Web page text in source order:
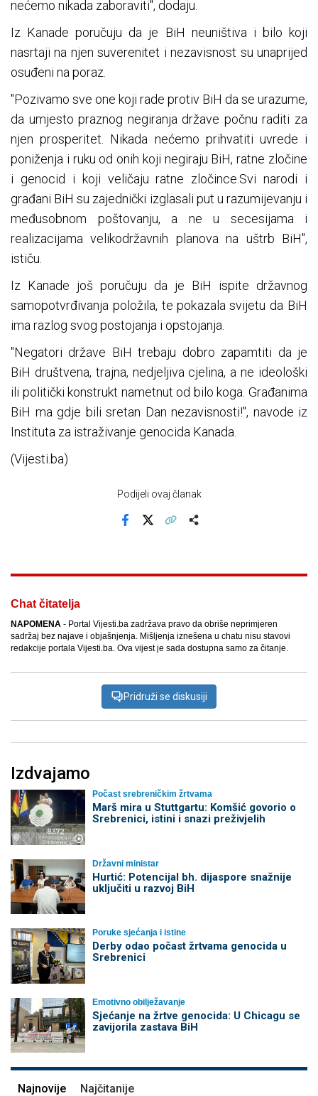
nećemo nikada zaboraviti", dodaju.
Iz Kanade poručuju da je BiH neuništiva i bilo koji
nasrtaji na njen suverenitet i nezavisnost su unaprijed
osuđeni na poraz.
"Pozivamo sve one koji rade protiv BiH da se urazume,
da umjesto praznog negiranja države počnu raditi za
njen prosperitet. Nikada nećemo prihvatiti uvrede i
poniženja i ruku od onih koji negiraju BiH, ratne zločine
i genocid i koji veličaju ratne zločince.Svi narodi i
građani BiH su zajednički izglasali put u razumijevanju i
međusobnom poštovanju, a ne u secesijama i
realizacijama velikodržavnih planova na uštrb BiH",
ističu.
Iz Kanade još poručuju da je BiH ispite državnog
samopotvrđivanja položila, te pokazala svijetu da BiH
ima razlog svog postojanja i opstojanja.
"Negatori države BiH trebaju dobro zapamtiti da je
BiH društvena, trajna, nedjeljiva cjelina, a ne ideološki
ili politički konstrukt nametnut od bilo koga. Građanima
BiH ma gdje bili sretan Dan nezavisnosti!", navode iz
Instituta za istraživanje genocida Kanada.
(Vijesti.ba)
Podijeli ovaj članak
Chat čitatelja
NAPOMENA - Portal Vijesti.ba zadržava pravo da obriše neprimjeren
sadržaj bez najave i objašnjenja. Mišljenja iznešena u chatu nisu stavovi
redakcije portala Vijesti.ba. Ova vijest je sada dostupna samo za čitanje.
Pridruži se diskusiji
Izdvajamo
Počast srebreničkim žrtvama
Marš mira u Stuttgartu: Komšić govorio o
Srebrenici, istini i snazi preživjelih
Državni ministar
Hurtić: Potencijal bh. dijaspore snažnije
uključiti u razvoj BiH
Poruke sjećanja i istine
Derby odao počast žrtvama genocida u
Srebrenici
Emotivno obilježavanje
Sjećanje na žrtve genocida: U Chicagu se
zavijorila zastava BiH
Najnovije Najčitanije